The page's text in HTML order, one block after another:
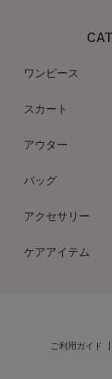
ワンピース
スカート
アウター
バッグ
アクセサリー
ケアアイテム
ご利用ガイド